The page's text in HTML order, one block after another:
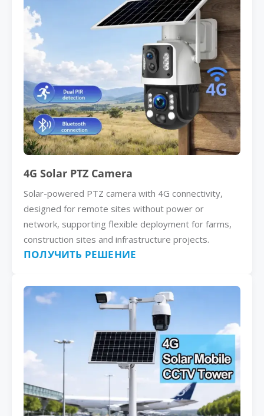
4G Solar PTZ Camera
Solar-powered PTZ camera with 4G connectivity,
designed for remote sites without power or
network, supporting flexible deployment for farms,
construction sites and infrastructure projects.
ПОЛУЧИТЬ РЕШЕНИЕ